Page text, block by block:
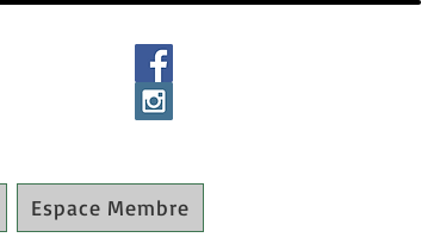
Espace Membre